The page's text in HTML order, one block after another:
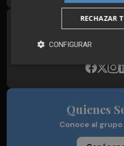
Síguenos
Plaza Podcast, desde
Quienes
Conoce al
RECHAZAR
CONFIGURAR